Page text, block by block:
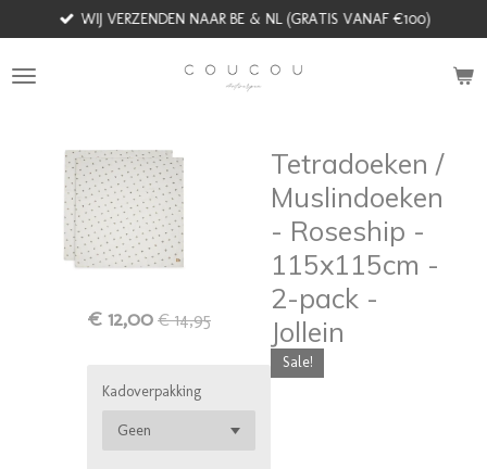
direct
naar
de
WIJ VERZENDEN NAAR BE & NL (GRATIS VANAF €100)
Tetradoeken /
Muslindoeken
- Roseship -
115x115cm -
2-pack -
Jollein
Sale!
€ 12,00 € 14,95
Kadoverpakking